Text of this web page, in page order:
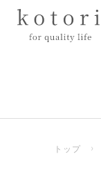
トップ ›